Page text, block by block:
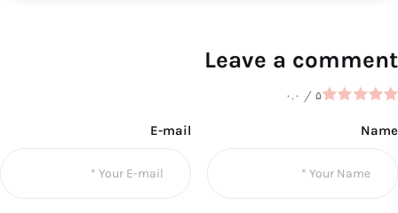
Leave a comment
۰.۰ / ۵
Name
E-mail